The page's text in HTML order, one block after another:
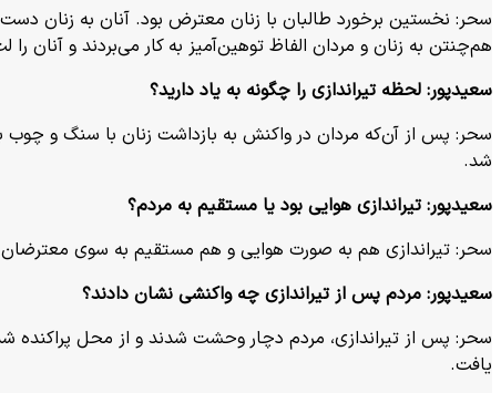
سحر: نخستین برخورد طالبان با زنان معترض بود. آنان به زنان
هم‌چنتن به زنان و مردان الفاظ توهین‌آمیز به کار می‌بردند و آنان
سعیدپور: لحظه تیراندازی را چگونه به یاد دارید؟
سحر: پس از آن‌که مردان در واکنش به بازداشت زنان با سنگ و چوب
شد.
سعیدپور: تیراندازی هوایی بود یا مستقیم به مردم؟
سحر: تیراندازی هم به صورت هوایی و هم مستقیم به سوی
سعیدپور: مردم پس از تیراندازی چه واکنشی نشان دادند؟
یافت.